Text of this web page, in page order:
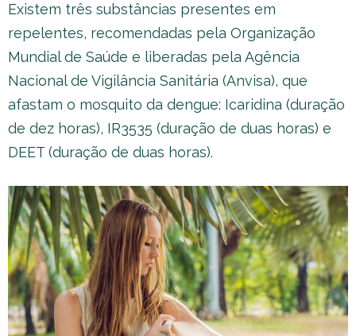
Existem três substâncias presentes em
repelentes, recomendadas pela Organização
Mundial de Saúde e liberadas pela Agência
Nacional de Vigilância Sanitária (Anvisa), que
afastam o mosquito da dengue: Icaridina (duração
de dez horas), IR3535 (duração de duas horas) e
DEET (duração de duas horas).